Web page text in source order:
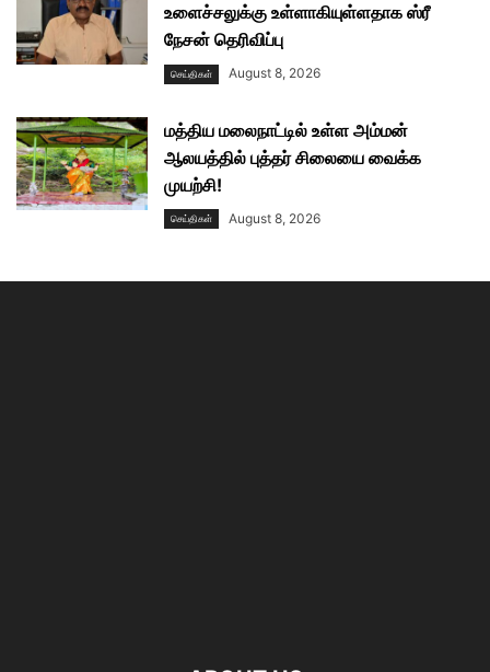
உளைச்சலுக்கு உள்ளாகியுள்ளதாக ஸ்ரீ
நேசன் தெரிவிப்பு
செய்திகள் August 8, 2026
மத்திய மலைநாட்டில் உள்ள அம்மன்
ஆலயத்தில் புத்தர் சிலையை வைக்க
முயற்சி!
செய்திகள் August 8, 2026